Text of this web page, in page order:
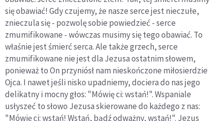
się obawiać! Gdy czujemy, że nasze serce jest nieczułe,
znieczula się - pozwolę sobie powiedzieć - serce
zmumifikowane - wówczas musimy się tego obawiać. To
właśnie jest śmierć serca. Ale także grzech, serce
zmumifikowane nie jest dla Jezusa ostatnim słowem,
ponieważ to On przyniósł nam nieskończone miłosierdzie
Ojca. I nawet jeśli nisko upadniemy, dociera do nas jego
delikatny i mocny głos: "Mówię ci: wstań!". Wspaniale
usłyszeć to słowo Jezusa skierowane do każdego z nas:
"Mówię ci: wstań! Wstań, bądź odważny, wstań!". Jezus